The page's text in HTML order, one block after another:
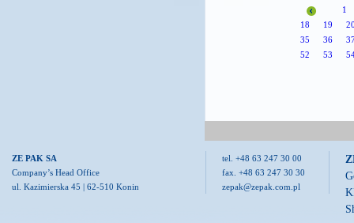
1
18
19
35
36
52
53
ZE PAK SA
Company’s Head Office
ul. Kazimierska 45 | 62-510 Konin
tel. +48 63 247 30 00
fax. +48 63 247 30 30
zepak@zepak.com.pl